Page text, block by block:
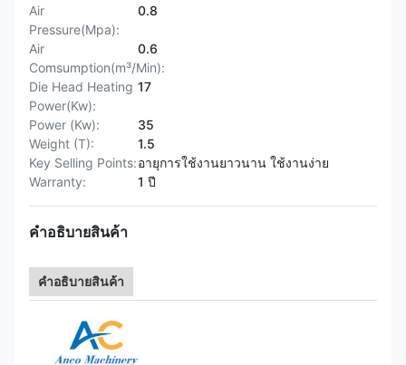
Air
Pressure(Mpa):
0.8
Air
Comsumption(m³/Min):
0.6
Die Head Heating
Power(Kw):
17
Power (Kw):
35
Weight (T):
1.5
Key Selling Points:อายุการใช้งานยาวนาน ใช้งานง่าย
Warranty:
1 ปี
คำอธิบายสินค้า
คําอธิบายสินค้า